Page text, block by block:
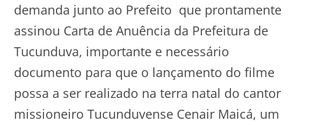
demanda junto ao Prefeito que prontamente
assinou Carta de Anuência da Prefeitura de
Tucunduva, importante e necessário
documento para que o lançamento do filme
possa a ser realizado na terra natal do cantor
missioneiro Tucunduvense Cenair Maicá, um